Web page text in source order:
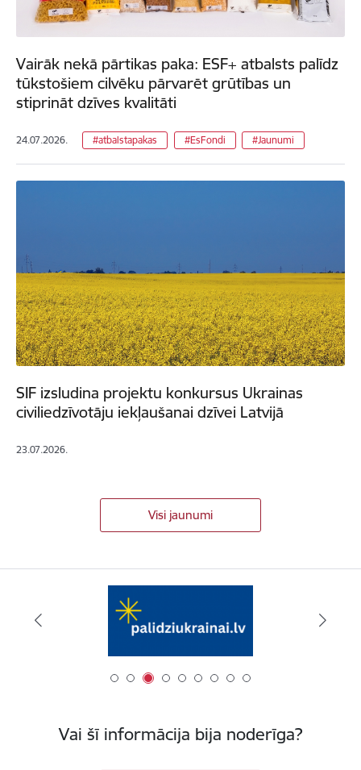
Vairāk nekā pārtikas paka: ESF+ atbalsts palīdz
tūkstošiem cilvēku pārvarēt grūtības un
stiprināt dzīves kvalitāti
24.07.2026. #atbalstapakas #EsFondi #Jaunumi
SIF izsludina projektu konkursus Ukrainas
civiliedzīvotāju iekļaušanai dzīvei Latvijā
23.07.2026.
Visi jaunumi
Vai šī informācija bija noderīga?